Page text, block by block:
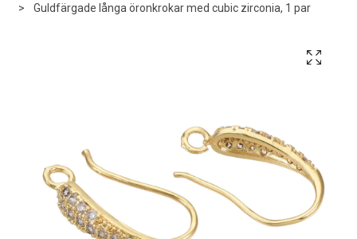
Guldfärgade långa öronkrokar med cubic zirconia, 1 par